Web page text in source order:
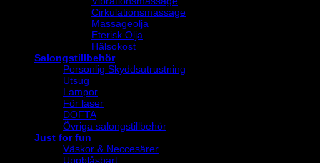
Cirkulationsmassage
Massageolja
Eterisk Olja
Hälsokost
Salongstillbehör
Personlig Skyddsutrustning
Utsug
Lampor
För laser
DOFTA
Övriga salongstillbehör
Just for fun
Väskor & Neccesärer
Uppblåsbart